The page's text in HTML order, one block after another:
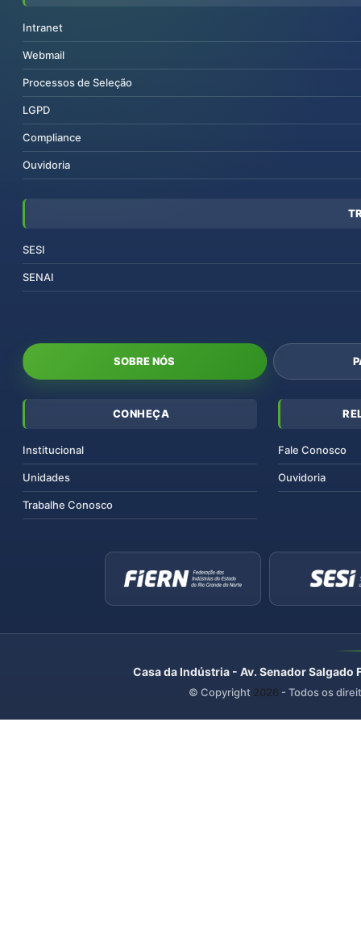
Intranet
Webmail
Processos de Seleção
LGPD
Compliance
Ouvidoria
SESI
SENAI
SOBRE NÓS
CONHEÇA
Institucional
Unidades
Trabalhe Conosco
Fale Conosco
Ouvidoria
Casa da Indústria - Av. Senador
© Copyright 2026 - Todos os